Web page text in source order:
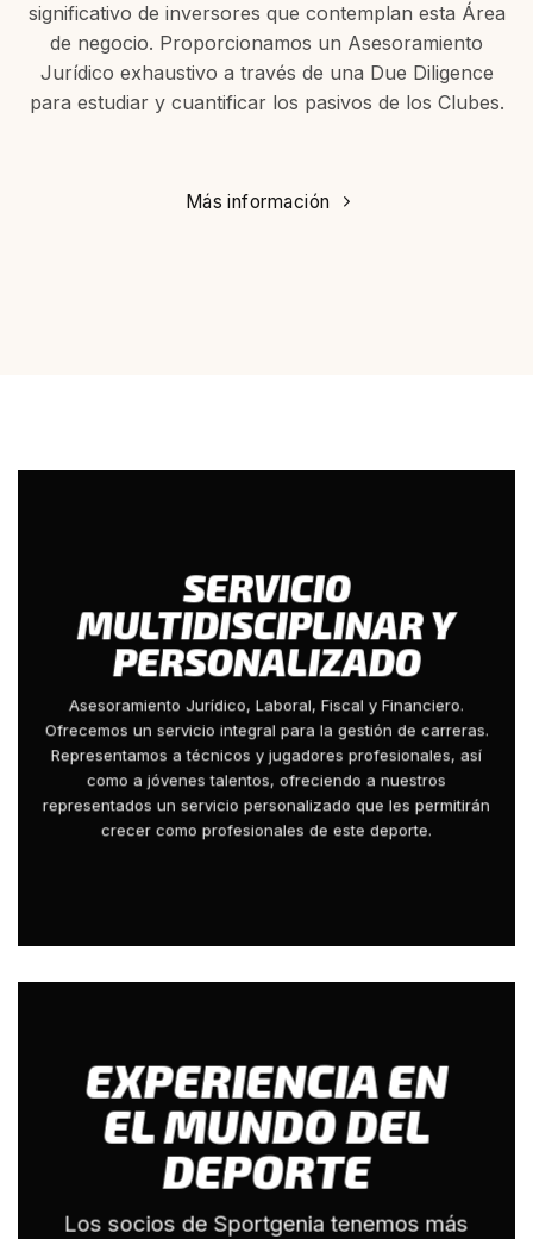
significativo de inversores que contemplan esta Área
de negocio. Proporcionamos un Asesoramiento
Jurídico exhaustivo a través de una Due Diligence
para estudiar y cuantificar los pasivos de los Clubes.
Más información
SERVICIO
MULTIDISCIPLINAR Y
PERSONALIZADO
Asesoramiento Jurídico, Laboral, Fiscal y Financiero.
Ofrecemos un servicio integral para la gestión de carreras.
Representamos a técnicos y jugadores profesionales, así
como a jóvenes talentos, ofreciendo a nuestros
representados un servicio personalizado que les permitirán
crecer como profesionales de este deporte.
EXPERIENCIA EN
EL MUNDO DEL
DEPORTE
Los socios de Sportgenia tenemos más